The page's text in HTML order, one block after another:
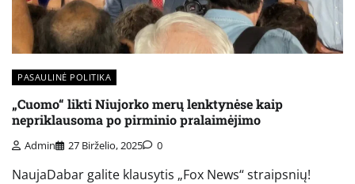
PASAULINĖ POLITIKA
„Cuomo“ likti Niujorko merų lenktynėse kaip
nepriklausoma po pirminio pralaimėjimo
Admin 27 Birželio, 2025 0
NaujaDabar galite klausytis „Fox News“ straipsnių!